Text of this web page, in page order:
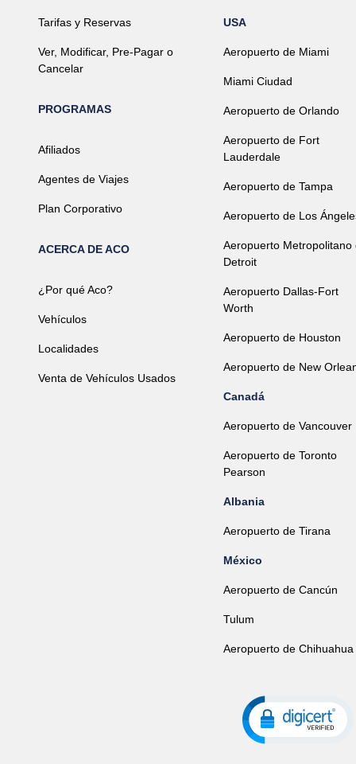
Tarifas y Reservas
Ver, Modificar, Pre-Pagar o
Cancelar
PROGRAMAS
Afiliados
Agentes de Viajes
Plan Corporativo
ACERCA DE ACO
¿Por qué Aco?
Vehículos
Localidades
Venta de Vehículos Usados
USA
Aeropuerto de Miami
Miami Ciudad
Aeropuerto de Orlando
Aeropuerto de Fort
Lauderdale
Aeropuerto de Tampa
Aeropuerto de Los
Aeropuerto Metropolitano
Detroit
Aeropuerto Dallas-Fort
Worth
Aeropuerto de Houston
Aeropuerto de New
Canadá
Aeropuerto de Vancouver
Aeropuerto de Toronto
Pearson
Albania
Aeropuerto de Tirana
México
Aeropuerto de Cancún
Tulum
Aeropuerto de Chihuahua